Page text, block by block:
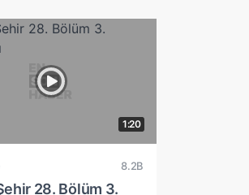
1:20
8.2B
28. Bölüm 3.